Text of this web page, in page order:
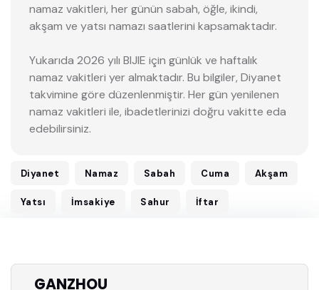
namaz vakitleri, her günün sabah, öğle, ikindi,
akşam ve yatsı namazı saatlerini kapsamaktadır.
Yukarıda 2026 yılı BIJIE için günlük ve haftalık
namaz vakitleri yer almaktadır. Bu bilgiler, Diyanet
takvimine göre düzenlenmiştir. Her gün yenilenen
namaz vakitleri ile, ibadetlerinizi doğru vakitte eda
edebilirsiniz.
Diyanet Namaz Sabah Cuma Akşam
Yatsı İmsakiye Sahur İftar
GANZHOU